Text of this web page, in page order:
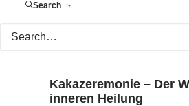
Search
Kakazeremonie – Der
inneren Heilung